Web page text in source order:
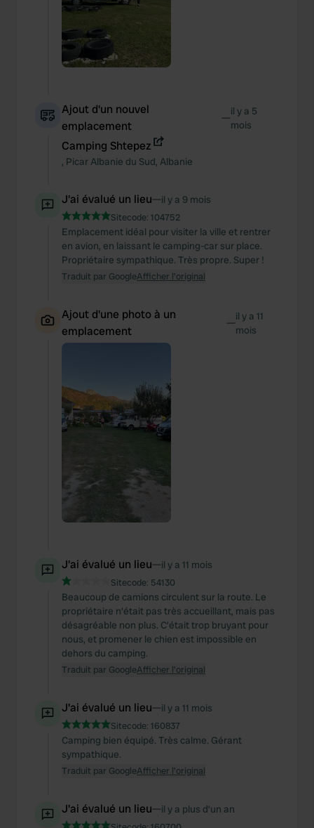
Ajout d'un nouvel
emplacement
—il y a 5
mois
Camping Shtepez
, PicarAlbanie du Sud, Albanie
J'ai évalué un lieu—il y a 9 mois
Sitecode: 104752
Emplacement idéal pour visiter la ville et rentrer
en avion, en laissant le camping-car sur place.
Propriétaire sympathique. Très propre. Super !
Traduit par GoogleAfficher l'original
Ajout d'une photo à un
emplacement
—il y a 11
mois
J'ai évalué un lieu—il y a 11 mois
Sitecode: 54130
Beaucoup de camions circulent sur la route. Le
propriétaire n'était pas très accueillant, mais pas
désagréable non plus. C'était trop bruyant pour
nous, et promener le chien est impossible en
dehors du camping.
Traduit par GoogleAfficher l'original
J'ai évalué un lieu—il y a 11 mois
Sitecode: 160837
Camping bien équipé. Très calme. Gérant
sympathique.
Traduit par GoogleAfficher l'original
J'ai évalué un lieu—il y a plus d’un an